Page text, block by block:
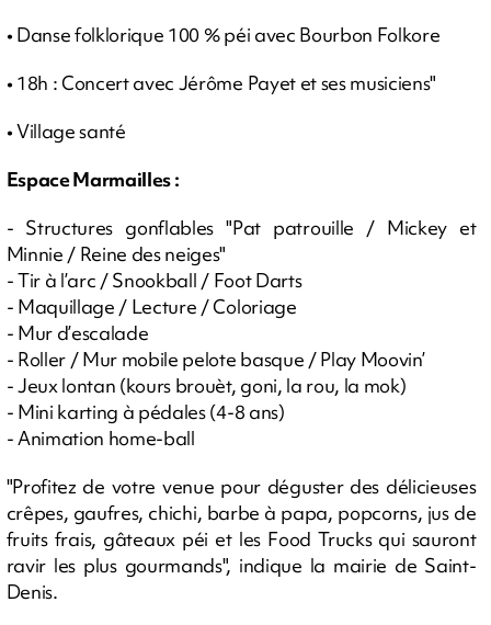
• Danse folklorique 100 % péi avec Bourbon Folkore
• 18h : Concert avec Jérôme Payet et ses musiciens"
• Village santé
Espace Marmailles :
- Structures gonflables "Pat patrouille / Mickey et
Minnie / Reine des neiges"
- Tir à l’arc / Snookball / Foot Darts
- Maquillage / Lecture / Coloriage
- Mur d’escalade
- Roller / Mur mobile pelote basque / Play Moovin’
- Jeux lontan (kours brouèt, goni, la rou, la mok)
- Mini karting à pédales (4-8 ans)
- Animation home-ball
"Profitez de votre venue pour déguster des délicieuses
crêpes, gaufres, chichi, barbe à papa, popcorns, jus de
fruits frais, gâteaux péi et les Food Trucks qui sauront
ravir les plus gourmands", indique la mairie de Saint-
Denis.